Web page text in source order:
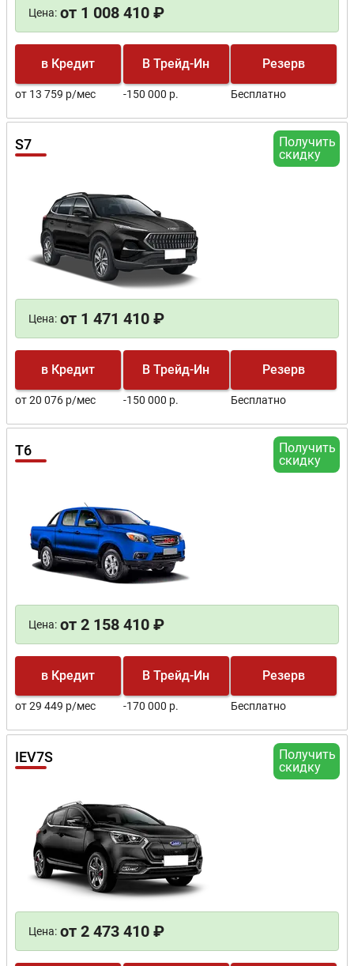
Цена: от 1 008 410 ₽
в Кредит
от 13 759 р/мес
В Трейд-Ин
-150 000 р.
Резерв
Бесплатно
Получить
скидку
S7
Цена: от 1 471 410 ₽
в Кредит
от 20 076 р/мес
В Трейд-Ин
-150 000 р.
Резерв
Бесплатно
Получить
скидку
T6
Цена: от 2 158 410 ₽
в Кредит
от 29 449 р/мес
В Трейд-Ин
-170 000 р.
Резерв
Бесплатно
Получить
скидку
IEV7S
Цена: от 2 473 410 ₽